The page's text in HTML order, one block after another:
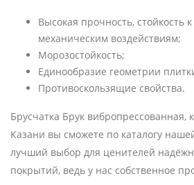
Высокая прочность, стойкость
механическим воздействиям;
Морозостойкость;
Единообразие геометрии
Противоскользящие свойства.
Брусчатка Брук вибропрессованная,
Казани вы сможете по каталогу
лучший выбор для ценителей
покрытий, ведь у нас собственное